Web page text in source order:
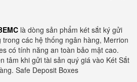
là dòng sản phẩm két sắt ký gửi
các hệ thống ngân hàng, Merrion
có tính năng an toàn bảo mật cao.
tâm khi gửi tài sản quý giá vào Két Sắt
Safe Deposit Boxes